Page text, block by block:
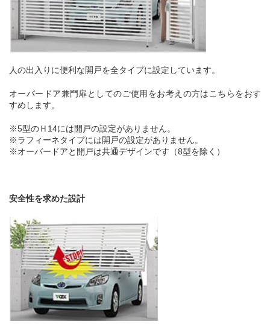
人の出入りに便利な開戸を全タイプに設定しています。
オーバードア兼門扉としてのご使用をお考えの方はこちらをおす
すめします。
※5型のＨ 14には開戸の設定がありません。
※ラフィーネタイプには開戸の設定がありません。
※オーバードアと開戸は共通デザインです（8型を除く）
安全性を求めた設計